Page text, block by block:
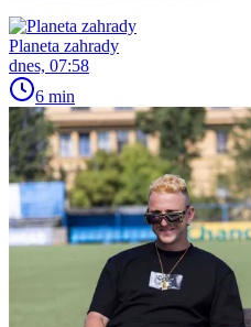
Planeta zahrady
dnes, 07:58
6 min